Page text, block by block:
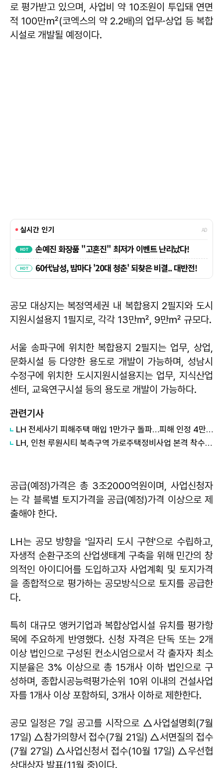
로 평가받고 있으며, 사업비 약 10조원이 투입돼 연면
적 100만㎡(코엑스의 약 2.2배)의 업무·상업 등 복합
시설로 개발될 예정이다.
공모 대상지는 복정역세권 내 복합용지 2필지와 도시
지원시설용지 1필지로, 각각 13만㎡, 9만㎡ 규모다.
서울 송파구에 위치한 복합용지 2필지는 업무, 상업,
문화시설 등 다양한 용도로 개발이 가능하며, 성남시
수정구에 위치한 도시지원시설용지는 업무, 지식산업
센터, 교육연구시설 등의 용도로 개발이 가능하다.
관련기사
LH 전세사기 피해주택 매입 1만가구 돌파…피해 인정 4만건 넘어
LH, 인천 루원시티 북측구역 가로주택정비사업 본격 착수…국내 최대 규모
공급(예정)가격은 총 3조2000억원이며, 사업신청자
는 각 블록별 토지가격을 공급(예정)가격 이상으로 제
출해야 한다.
LH는 공모 방향을 '일자리 도시 구현'으로 수립하고,
자생적 순환구조의 산업생태계 구축을 위해 민간의 창
의적인 아이디어를 도입하고자 사업계획 및 토지가격
을 종합적으로 평가하는 공모방식으로 토지를 공급한
다.
특히 대규모 앵커기업과 복합상업시설 유치를 평가항
목에 주요하게 반영했다. 신청 자격은 단독 또는 2개
이상 법인으로 구성된 컨소시엄으로서 각 출자자 최소
지분율은 3% 이상으로 총 15개사 이하 법인으로 구
성하며, 종합시공능력평가순위 10위 이내의 건설사업
자를 1개사 이상 포함하되, 3개사 이하로 제한한다.
공모 일정은 7일 공고를 시작으로 △사업설명회(7월
17일) △참가의향서 접수(7월 21일) △서면질의 접수
(7월 27일) △사업신청서 접수(10월 17일) △우선협
상대상자 발표(11월 중)이다.